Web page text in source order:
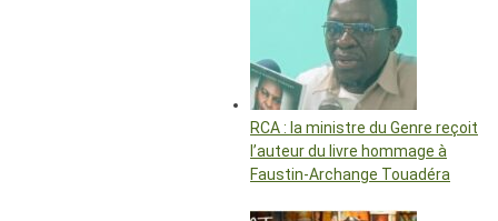
RCA : la ministre du Genre reçoit
l’auteur du livre hommage à
Faustin-Archange Touadéra